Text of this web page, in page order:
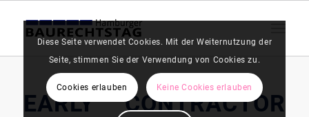
EARLY CONTRACTOR
Diese Seite verwendet Cookies. Mit der Weiternutzung der
Seite, stimmen Sie der Verwendung von Cookies zu.
Cookies erlauben Keine Cookies erlauben